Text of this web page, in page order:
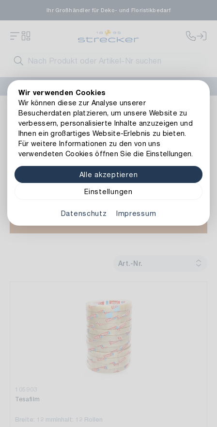
Wir verwenden Cookies
Wir können diese zur Analyse unserer
Besucherdaten platzieren, um unsere Website zu
verbessern, personalisierte Inhalte anzuzeigen und
Ihnen ein großartiges Website-Erlebnis zu bieten.
Für weitere Informationen zu den von uns
verwendeten Cookies öffnen Sie die Einstellungen.
Alle akzeptieren
Einstellungen
Datenschutz Impressum
Ihr Großhändler für Deko- und Floristikbedarf
Basics Bedarfsartikel
Hilfsmittel
Art.-Nr.
105903
Tesafilm
Breite: 12 mmInhalt: 12 Rollen